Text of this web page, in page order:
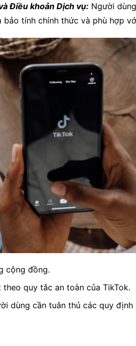
Điều khoản Dịch vụ: Người
bảo tính chính thức và phù hợp
cộng đồng.
quy tắc an toàn của TikTok.
dùng cần tuân thủ các quy